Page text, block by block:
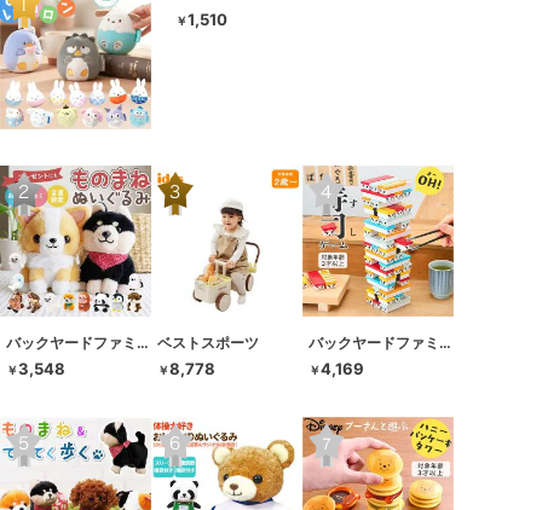
￥1,510
バックヤードファミリー
￥3,548
ベストスポーツ
￥8,778
バックヤードファミリー
￥4,169